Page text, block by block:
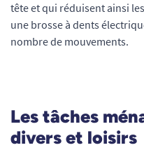
tête et qui réduisent ainsi
une brosse à dents
nombre de mouvements.
Les tâches
divers et loisirs